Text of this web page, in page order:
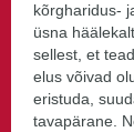
kõrgharidus-
üsna
sellest, et
elus võivad
eristuda,
tavapärane.